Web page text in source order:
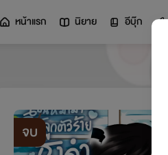
หน้าแรก นิยาย อีบุ๊ก
จบ